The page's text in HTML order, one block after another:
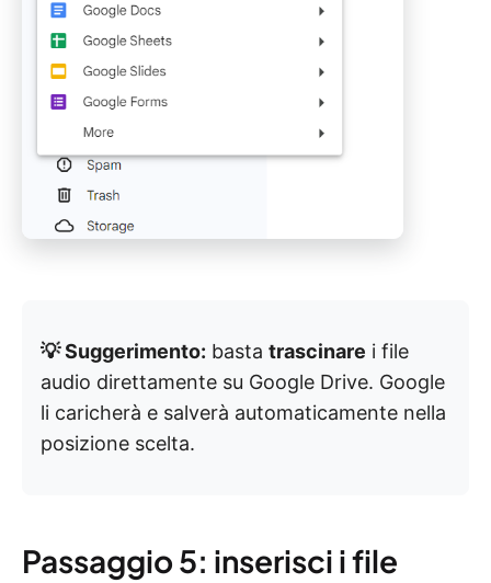
💡 Suggerimento: basta trascinare i file
audio direttamente su Google Drive. Google
li caricherà e salverà automaticamente nella
posizione scelta.
Passaggio 5: inserisci i file